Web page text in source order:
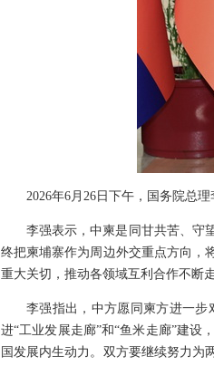
2026年6月26日下午，国务院总
李强表示，中柬是同甘共苦、守
终把柬埔寨作为周边外交重点方向，
重大关切，推动各领域互利合作不断
李强指出，中方愿同柬方进一步
进“工业发展走廊”和“鱼米走廊”建设
国发展内生动力。双方要继续努力为